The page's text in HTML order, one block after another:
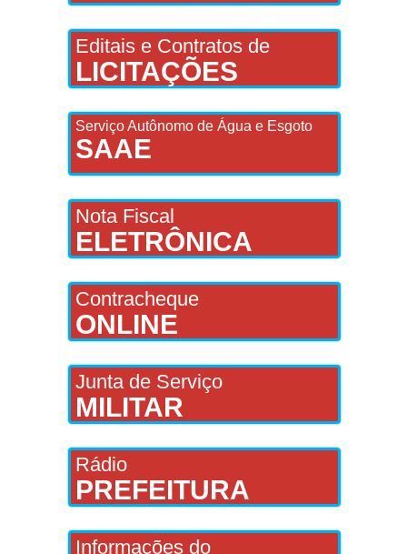
Editais e Contratos de
LICITAÇÕES
Serviço Autônomo de Água e Esgoto
SAAE
Nota Fiscal
ELETRÔNICA
Contracheque
ONLINE
Junta de Serviço
MILITAR
Rádio
PREFEITURA
Informações do